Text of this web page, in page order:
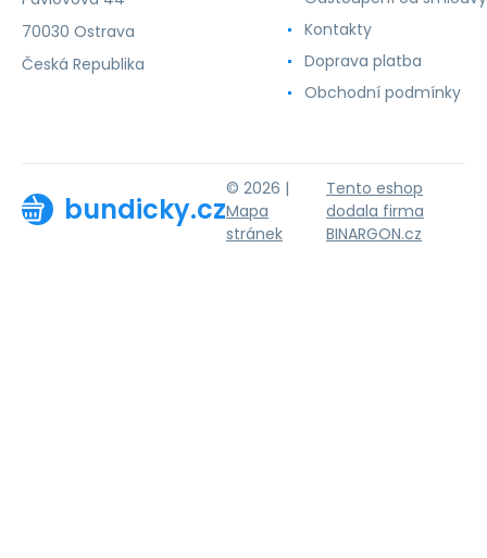
70030 Ostrava
Česká Republika
Kontakty
Doprava platba
Obchodní podmínky
bundicky.cz
© 2026 |
Mapa
stránek
Tento eshop
dodala firma
BINARGON.cz